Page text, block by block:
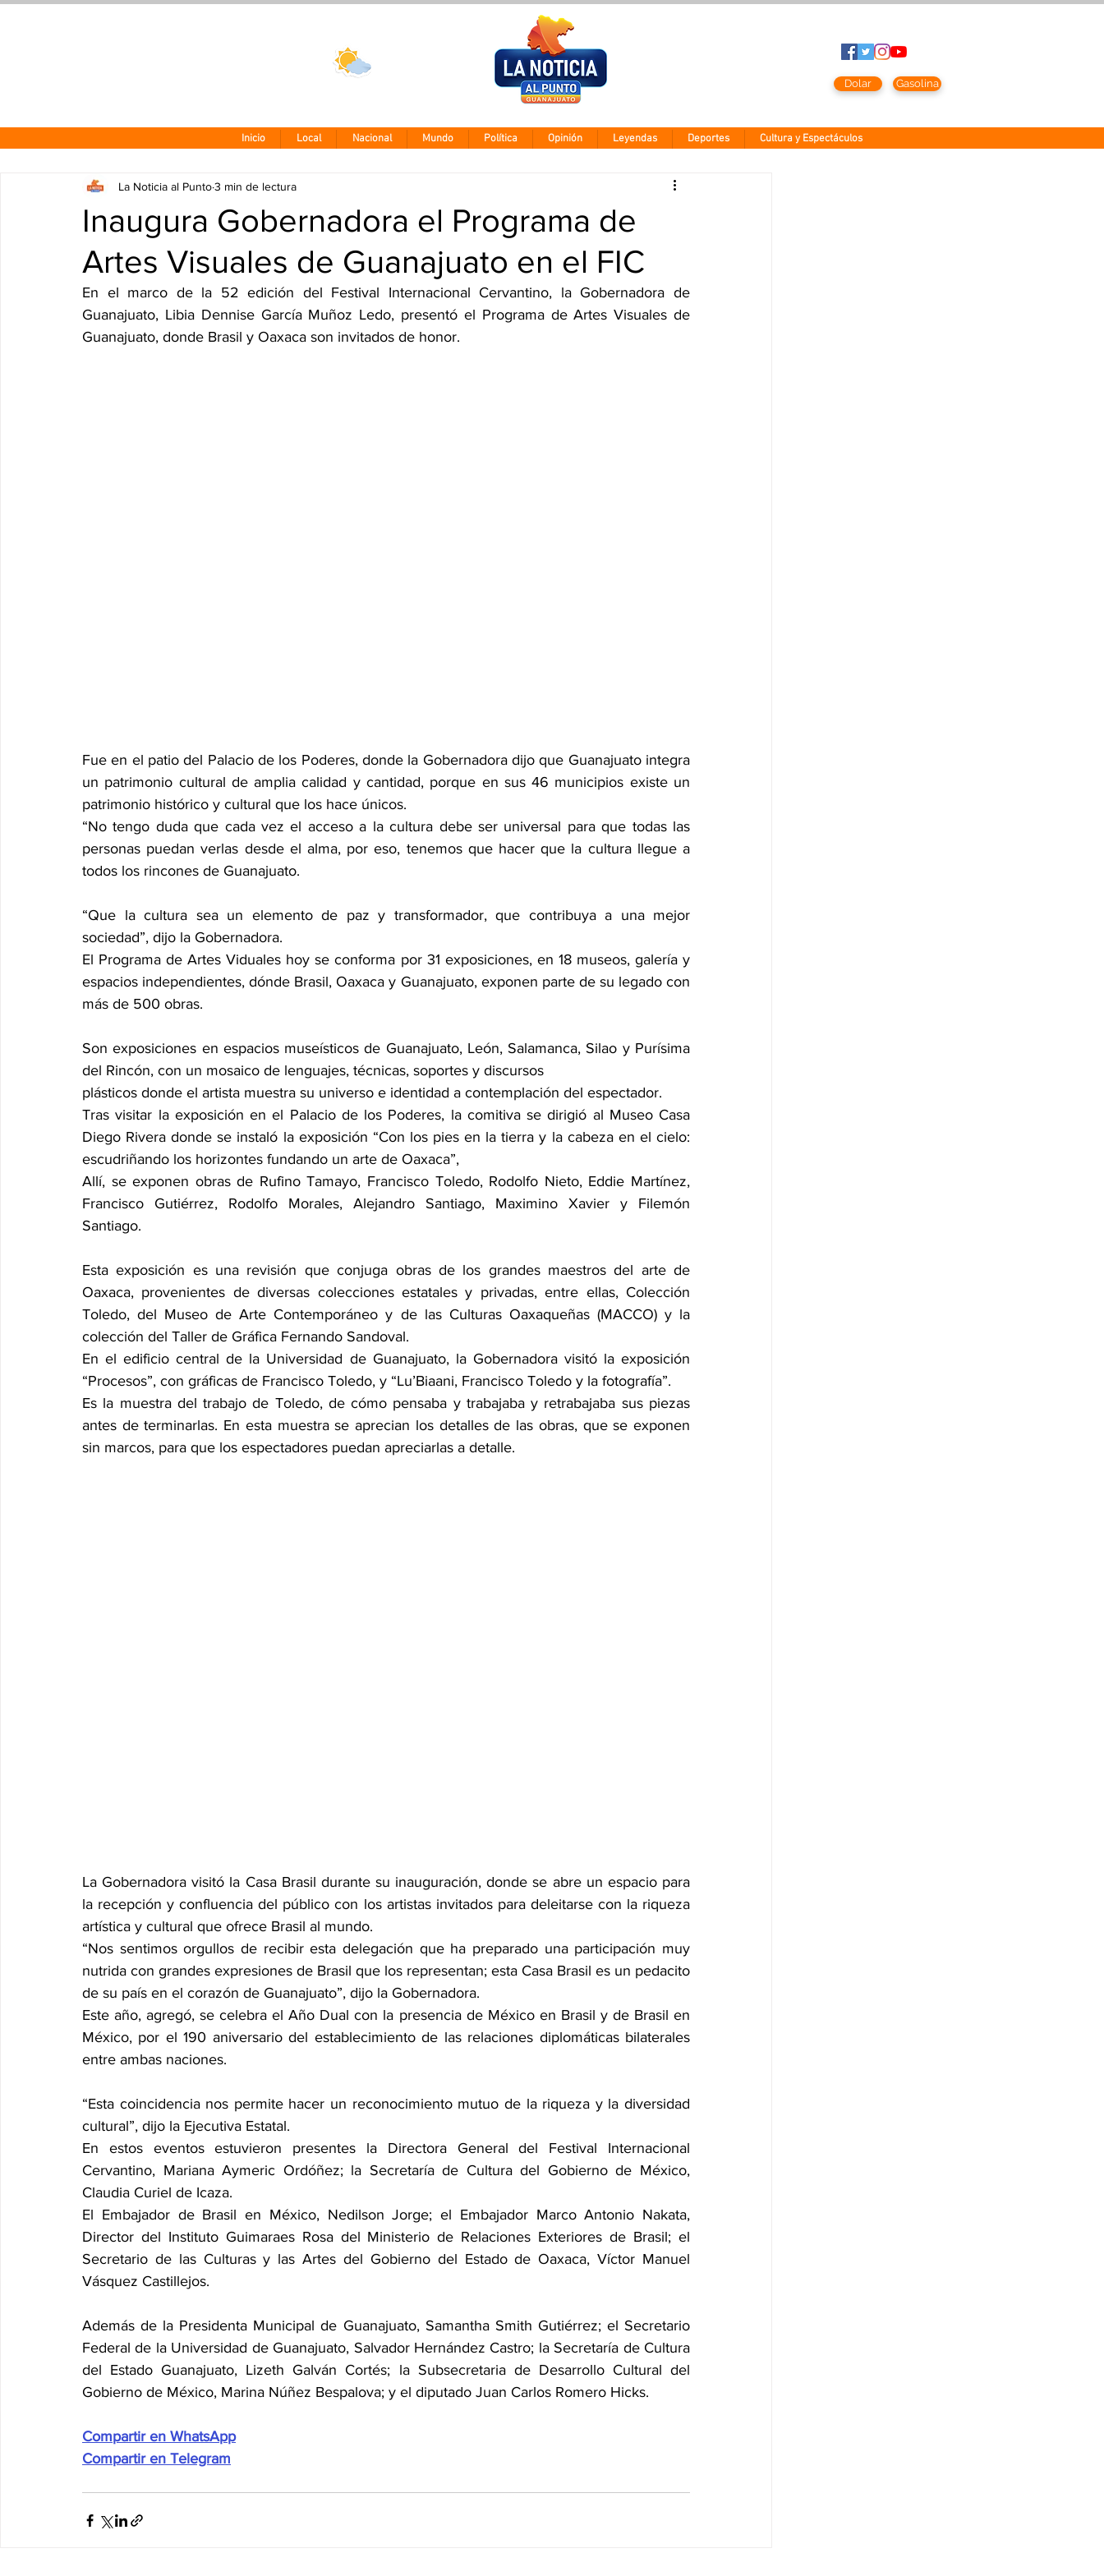
Dolar Gasolina
Inicio Local Nacional Mundo Política Opinión Leyendas Deportes Cultura y Espectáculos
Inaugura Gobernadora el Programa de
Artes Visuales de Guanajuato en el FIC
La Noticia al Punto3 min de lectura
En el marco de la 52 edición del Festival Internacional Cervantino, la Gobernadora de
Guanajuato, Libia Dennise García Muñoz Ledo, presentó el Programa de Artes Visuales de
Guanajuato, donde Brasil y Oaxaca son invitados de honor.
Fue en el patio del Palacio de los Poderes, donde la Gobernadora dijo que Guanajuato integra
un patrimonio cultural de amplia calidad y cantidad, porque en sus 46 municipios existe un
patrimonio histórico y cultural que los hace únicos.
“No tengo duda que cada vez el acceso a la cultura debe ser universal para que todas las
personas puedan verlas desde el alma, por eso, tenemos que hacer que la cultura llegue a
todos los rincones de Guanajuato.
“Que la cultura sea un elemento de paz y transformador, que contribuya a una mejor
sociedad”, dijo la Gobernadora.
El Programa de Artes Viduales hoy se conforma por 31 exposiciones, en 18 museos, galería y
espacios independientes, dónde Brasil, Oaxaca y Guanajuato, exponen parte de su legado con
más de 500 obras.
Son exposiciones en espacios museísticos de Guanajuato, León, Salamanca, Silao y Purísima
del Rincón, con un mosaico de lenguajes, técnicas, soportes y discursos
plásticos donde el artista muestra su universo e identidad a contemplación del espectador.
Tras visitar la exposición en el Palacio de los Poderes, la comitiva se dirigió al Museo Casa
Diego Rivera donde se instaló la exposición “Con los pies en la tierra y la cabeza en el cielo:
escudriñando los horizontes fundando un arte de Oaxaca”,
Allí, se exponen obras de Rufino Tamayo, Francisco Toledo, Rodolfo Nieto, Eddie Martínez,
Francisco Gutiérrez, Rodolfo Morales, Alejandro Santiago, Maximino Xavier y Filemón
Santiago.
Esta exposición es una revisión que conjuga obras de los grandes maestros del arte de
Oaxaca, provenientes de diversas colecciones estatales y privadas, entre ellas, Colección
Toledo, del Museo de Arte Contemporáneo y de las Culturas Oaxaqueñas (MACCO) y la
colección del Taller de Gráfica Fernando Sandoval.
En el edificio central de la Universidad de Guanajuato, la Gobernadora visitó la exposición
“Procesos”, con gráficas de Francisco Toledo, y “Lu’Biaani, Francisco Toledo y la fotografía”.
Es la muestra del trabajo de Toledo, de cómo pensaba y trabajaba y retrabajaba sus piezas
antes de terminarlas. En esta muestra se aprecian los detalles de las obras, que se exponen
sin marcos, para que los espectadores puedan apreciarlas a detalle.
La Gobernadora visitó la Casa Brasil durante su inauguración, donde se abre un espacio para
la recepción y confluencia del público con los artistas invitados para deleitarse con la riqueza
artística y cultural que ofrece Brasil al mundo.
“Nos sentimos orgullos de recibir esta delegación que ha preparado una participación muy
nutrida con grandes expresiones de Brasil que los representan; esta Casa Brasil es un pedacito
de su país en el corazón de Guanajuato”, dijo la Gobernadora.
Este año, agregó, se celebra el Año Dual con la presencia de México en Brasil y de Brasil en
México, por el 190 aniversario del establecimiento de las relaciones diplomáticas bilaterales
entre ambas naciones.
“Esta coincidencia nos permite hacer un reconocimiento mutuo de la riqueza y la diversidad
cultural”, dijo la Ejecutiva Estatal.
En estos eventos estuvieron presentes la Directora General del Festival Internacional
Cervantino, Mariana Aymeric Ordóñez; la Secretaría de Cultura del Gobierno de México,
Claudia Curiel de Icaza.
El Embajador de Brasil en México, Nedilson Jorge; el Embajador Marco Antonio Nakata,
Director del Instituto Guimaraes Rosa del Ministerio de Relaciones Exteriores de Brasil; el
Secretario de las Culturas y las Artes del Gobierno del Estado de Oaxaca, Víctor Manuel
Vásquez Castillejos.
Además de la Presidenta Municipal de Guanajuato, Samantha Smith Gutiérrez; el Secretario
Federal de la Universidad de Guanajuato, Salvador Hernández Castro; la Secretaría de Cultura
del Estado Guanajuato, Lizeth Galván Cortés; la Subsecretaria de Desarrollo Cultural del
Gobierno de México, Marina Núñez Bespalova; y el diputado Juan Carlos Romero Hicks.
Compartir en WhatsApp
Compartir en Telegram